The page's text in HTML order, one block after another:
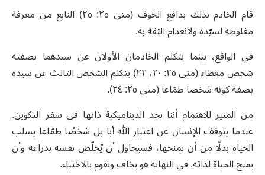
قام الخادم بذلك بدافع الخوف (متى ٢٥: ٢٥) النابع من معرفة
مغلوطة لسيّده ولانعدام الثقة به.
في الواقع، بينما يتكلم الخادمان الأولان عن سيدهما بصفته
شخص معطاء (متى ٢٥: ٢٠، ٢٢) يتكلم الشخص الثالث عن سيده
بصفة كونه شخصا طمّاعا (متى ٢٥: ٢٤).
من المثير للاهتمام أننا نجد الديناميكية ذاتها في سفر التكوين.
عندما يتوقف الإنسان عن اعتبار الله أبا بل شخصًا طمّاعا يسلب
الحياة بدلًا من أن يمنحها، فسيحاول أن يُخلّص نفسه بذراعه وأن
يمنح الحياة لذاته. في النهاية هو يخاف ويقوم بالاختباء.